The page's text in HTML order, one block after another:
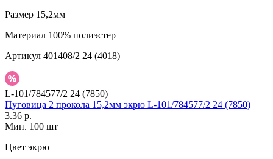
Размер 15,2мм
Материал 100% полиэстер
Артикул 401408/2 24 (4018)
L-101/784577/2 24 (7850)
Пуговица 2 прокола 15,2мм экрю L-101/784577/2 24 (7850)
3.36 р.
Мин. 100 шт
Цвет экрю